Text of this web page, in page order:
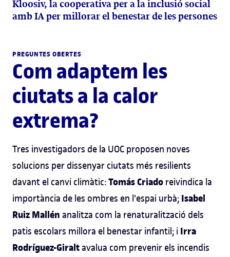
Kloosiv, la cooperativa per a la inclusió social
amb IA per millorar el benestar de les persones
PREGUNTES OBERTES
Com adaptem les
ciutats a la calor
extrema?
Tres investigadors de la UOC proposen noves
solucions per dissenyar ciutats més resilients
davant el canvi climàtic:Tomás Criado reivindica la
importància de les ombres en l'espai urbà; Isabel
Ruiz Mallén analitza com la renaturalització dels
patis escolars millora el benestar infantil; i Irra
Rodríguez-Giraltavalua com prevenir els incendis